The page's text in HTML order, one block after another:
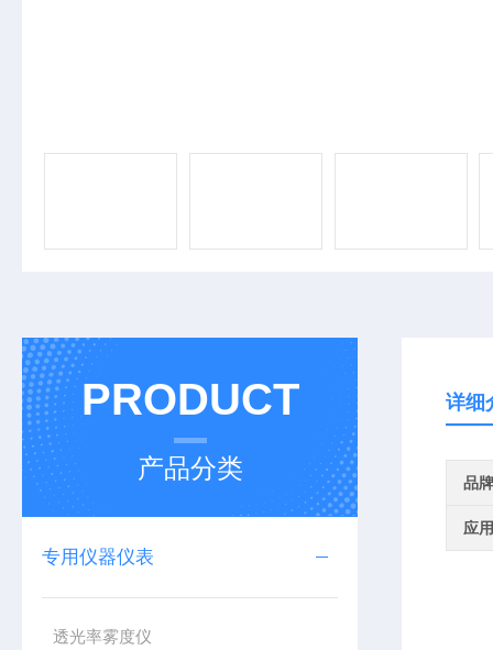
PRODUCT
产品分类
专用仪器仪表
透光率雾度仪
详细
品牌
应